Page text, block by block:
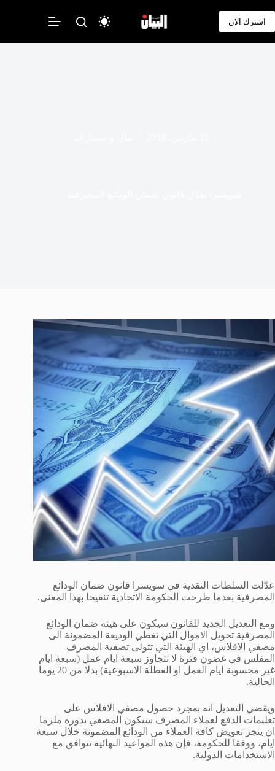
إلى
المحتوى
اشترك الآن
عدّلت السلطات النقدية في سويسرا قانون ضمان الودائع
المصرفية بعدما طرحت الحكومة الاتحادية تنقيحا بهذا المعنى.
ومع التعديل الجديد للقانون سيكون على هيئة ضمان الودائع
المصرفية تحويل الاموال التي تغطي الوديعة المضمونة الى
مصفي الافلاس، اي الهيئة التي تتولى تصفية المصرف
المفلس في غضون فترة لا تتجاوز سبعة ايام عمل (سبعة ايام
غير محسوبة ايام العمل او العطلة الاسبوعية) بدلا من 20 يوما
الحالية.
ويقضي التعديل انه بمجرد حصول مصفي الافلاس على
تعليمات الدفع لعملاء المصرف سيكون المصفي بدوره ملزما
ان ينجز تعويض كافة العملاء من الودائع المضمونة خلال سبعة
ايام، ووفقا للحكومة، فإن هذه المواعيد النهائية تتوافق مع
الاستخدامات الدولية.